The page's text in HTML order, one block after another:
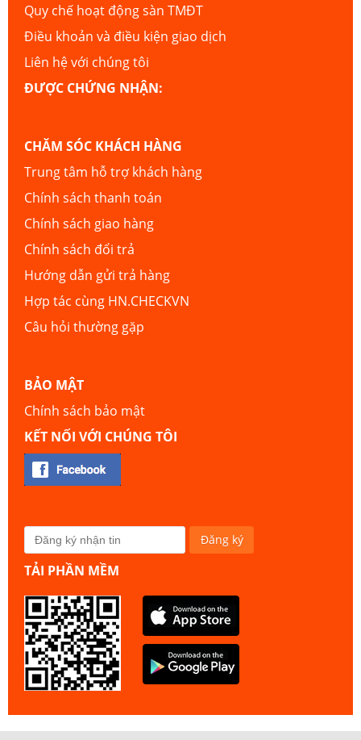
Quy chế hoạt động sàn TMĐT
Điều khoản và điều kiện giao dịch
Liên hệ với chúng tôi
ĐƯỢC CHỨNG NHẬN:
CHĂM SÓC KHÁCH HÀNG
Trung tâm hỗ trợ khách hàng
Chính sách thanh toán
Chính sách giao hàng
Chính sách đổi trả
Hướng dẫn gửi trả hàng
Hợp tác cùng HN.CHECKVN
Câu hỏi thường gặp
BẢO MẬT
Chính sách bảo mật
KẾT NỐI VỚI CHÚNG TÔI
TẢI PHẦN MỀM